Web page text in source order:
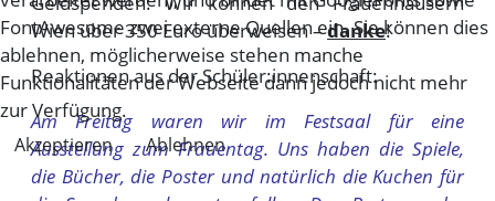
Wien über 350 Euro überweisen –danke!
Reaktionen aus der Schüler:innenschaft:
Am Freitag waren wir im Festsaal für eine
Ausstellung zum Frauentag. Uns haben die Spiele,
die Bücher, die Poster und natürlich die Kuchen für
FontAwesome zwei externe Quellen ein. Sie können dies
ablehnen, möglicherweise stehen manche
Funktionalitäten der Webseite dann jedoch nicht mehr
zur Verfügung.
Akzeptieren Ablehnen